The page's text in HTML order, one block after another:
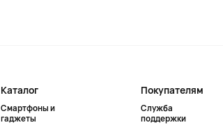
Каталог
Смартфоны и
гаджеты
Покупателям
Служба
поддержки